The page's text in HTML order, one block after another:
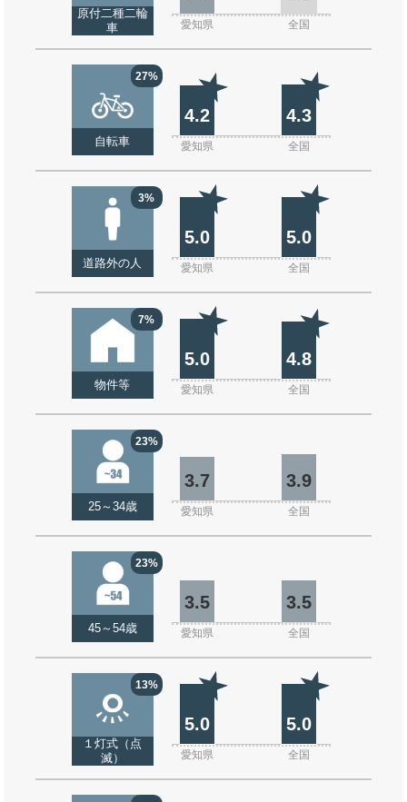
原付二種二輪
車
愛知県 全国
27%
自転車
4.2 4.3
愛知県 全国
3%
道路外の人
5.0 5.0
愛知県 全国
7%
物件等
5.0 4.8
愛知県 全国
23%
25～34歳
3.7 3.9
愛知県 全国
23%
45～54歳
3.5 3.5
愛知県 全国
13%
１灯式（点
滅）
5.0 5.0
愛知県 全国